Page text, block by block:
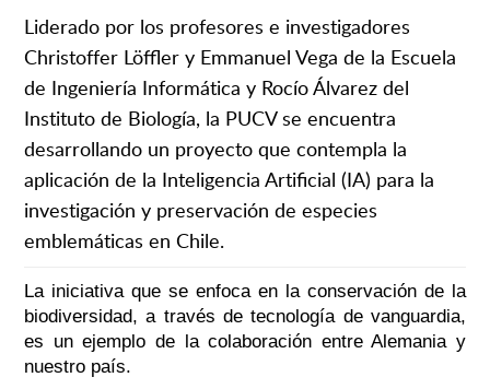
Liderado por los profesores e investigadores
Christoffer Löffler y Emmanuel Vega de la Escuela
de Ingeniería Informática y Rocío Álvarez del
Instituto de Biología, la PUCV se encuentra
desarrollando un proyecto que contempla la
aplicación de la Inteligencia Artificial (IA) para la
investigación y preservación de especies
emblemáticas en Chile.
La iniciativa que se enfoca en la conservación de la
biodiversidad, a través de tecnología de vanguardia,
es un ejemplo de la colaboración entre Alemania y
nuestro país.